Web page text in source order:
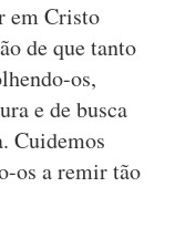
em Cristo
de que tanto
os,
e de busca
Cuidemos
os a remir tão